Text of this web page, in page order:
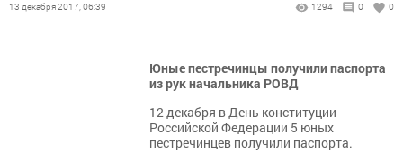
13 декабря 2017, 06:39 1294 0 0
Юные пестречинцы получили паспорта
из рук начальника РОВД
12 декабря в День конституции
Российской Федерации 5 юных
пестречинцев получили паспорта.